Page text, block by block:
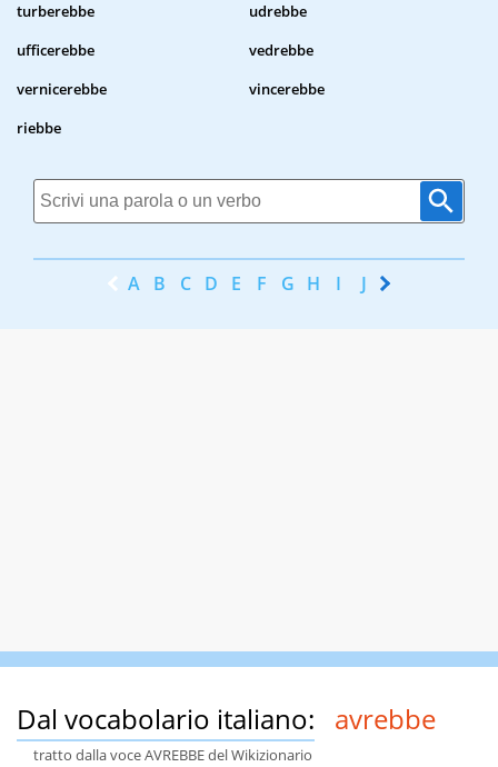
turberebbe
udrebbe
ufficerebbe
vedrebbe
vernicerebbe
vincerebbe
riebbe
A B C D E F G H I J K
Dal vocabolario italiano: avrebbe
tratto dalla voce AVREBBE del Wikizionario